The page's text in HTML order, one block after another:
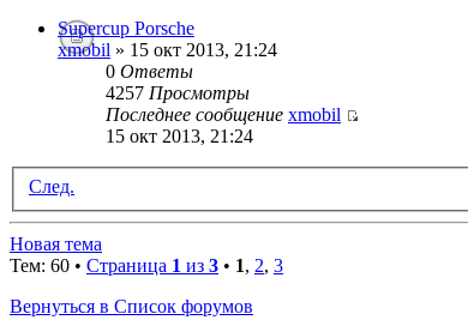
Supercup Porsche
xmobil » 15 окт 2013, 21:24
0 Ответы
4257 Просмотры
Последнее сообщение xmobil
15 окт 2013, 21:24
След.
Новая тема
Тем: 60 • Страница 1 из 3 • 1, 2, 3
Вернуться в Список форумов